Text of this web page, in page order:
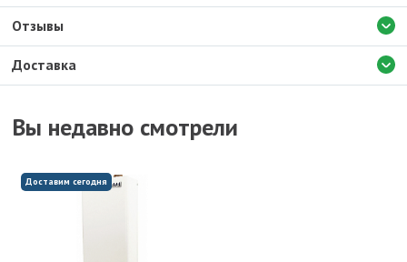
Доставка
Отзывы
Вы недавно смотрели
Доставим сегодня